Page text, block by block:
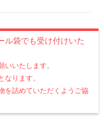
ル袋でも受け付けいた
いたします。
ります。
を詰めていただくようご協